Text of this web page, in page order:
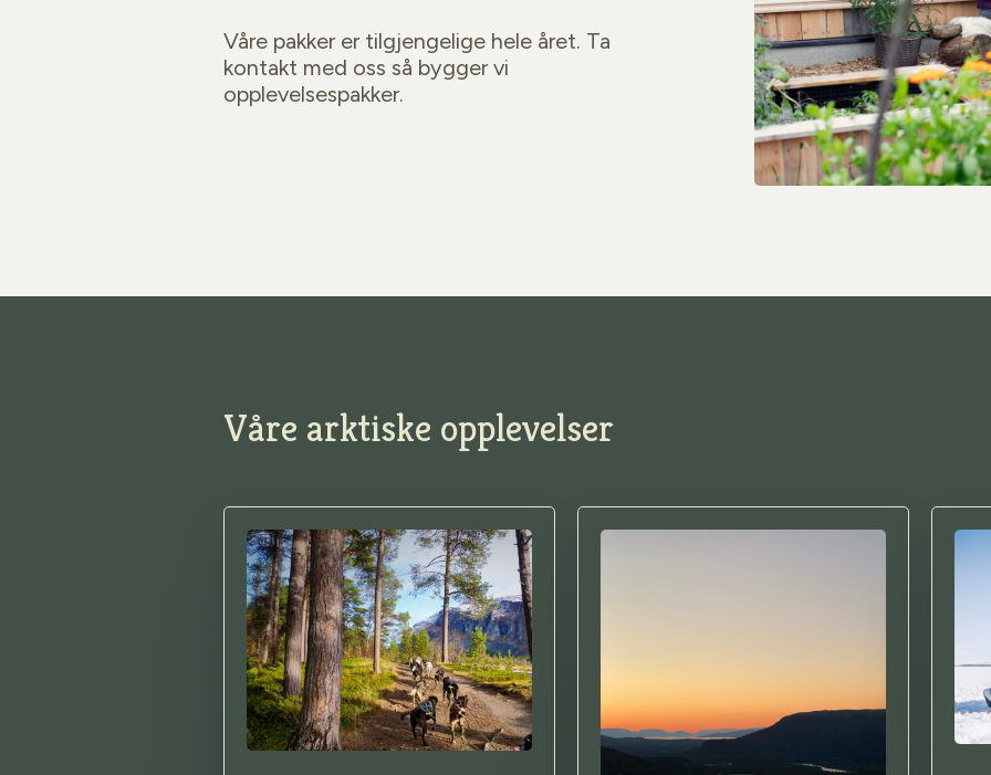
Våre pakker er tilgjengelige hele året. Ta
kontakt med oss så bygger vi
opplevelsespakker.
Våre arktiske opplevelser